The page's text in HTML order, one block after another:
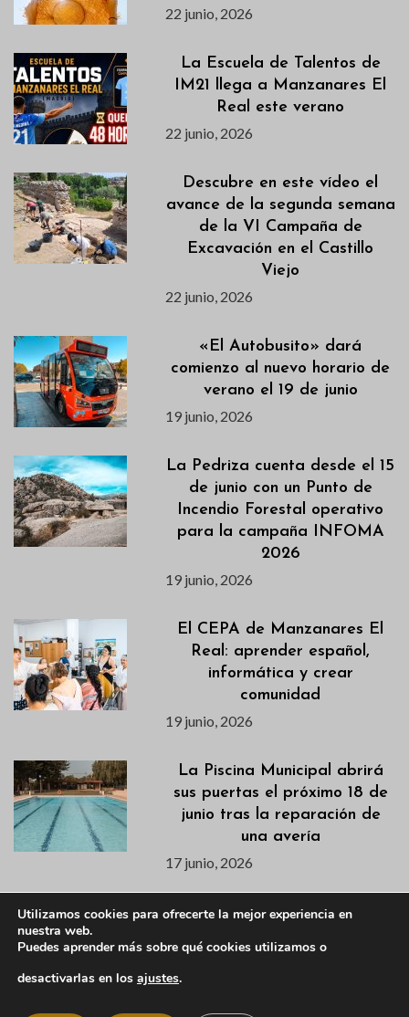
22 junio, 2026
La Escuela de Talentos de
IM21 llega a Manzanares El
Real este verano
22 junio, 2026
Descubre en este vídeo el
avance de la segunda semana
de la VI Campaña de
Excavación en el Castillo
Viejo
22 junio, 2026
«El Autobusito» dará
comienzo al nuevo horario de
verano el 19 de junio
19 junio, 2026
La Pedriza cuenta desde el 15
de junio con un Punto de
Incendio Forestal operativo
para la campaña INFOMA
2026
19 junio, 2026
El CEPA de Manzanares El
Real: aprender español,
informática y crear
comunidad
19 junio, 2026
La Piscina Municipal abrirá
sus puertas el próximo 18 de
junio tras la reparación de
una avería
17 junio, 2026
Publicados los listados de
de natación de los
Utilizamos cookies para ofrecerte la mejor experiencia en
nuestra web.
Puedes aprender más sobre qué cookies utilizamos o
desactivarlas en los ajustes.